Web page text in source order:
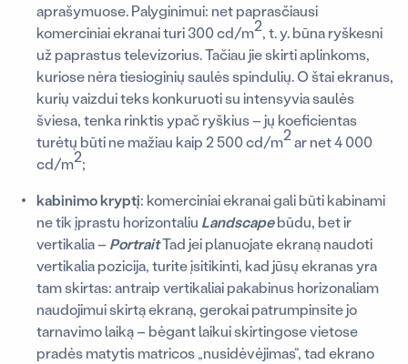
aprašymuose. Palyginimui: net paprasčiausi
komerciniai ekranai turi 300 cd/m2, t. y. būna ryškesni
už paprastus televizorius. Tačiau jie skirti aplinkoms,
kuriose nėra tiesioginių saulės spindulių. O štai ekranus,
kurių vaizdui teks konkuruoti su intensyvia saulės
šviesa, tenka rinktis ypač ryškius – jų koeficientas
turėtų būti ne mažiau kaip 2 500 cd/m2ar net 4 000
cd/m2;
kabinimo kryptį: komerciniai ekranai gali būti kabinami
ne tik įprastu horizontaliu Landscapebūdu, bet ir
vertikalia – PortraitTad jei planuojate ekraną naudoti
vertikalia pozicija, turite įsitikinti, kad jūsų ekranas yra
tam skirtas: antraip vertikaliai pakabinus horizonaliam
naudojimui skirtą ekraną, gerokai patrumpinsite jo
tarnavimo laiką – bėgant laikui skirtingose vietose
pradės matytis matricos „nusidėvėjimas“, tad ekrano